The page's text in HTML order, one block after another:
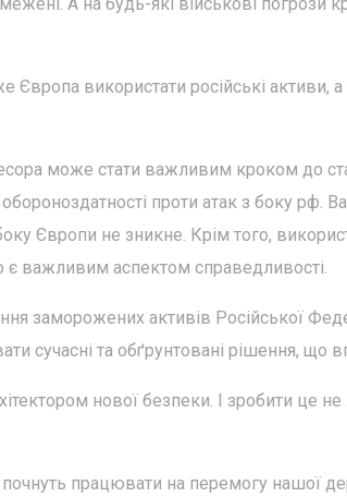
використати російські активи,
може стати важливим кроком до
проти атак з боку рф.
Європи не зникне. Крім того,
є важливим аспектом справедливості.
заморожених активів Російської
сучасні та обґрунтовані рішення, що
нової безпеки. І зробити це
працювати на перемогу нашої